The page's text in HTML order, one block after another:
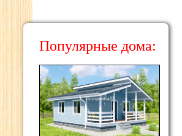
Популярные дома: